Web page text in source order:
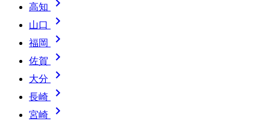
高知 
山口 
福岡 
佐賀 
大分 
長崎 
宮崎 